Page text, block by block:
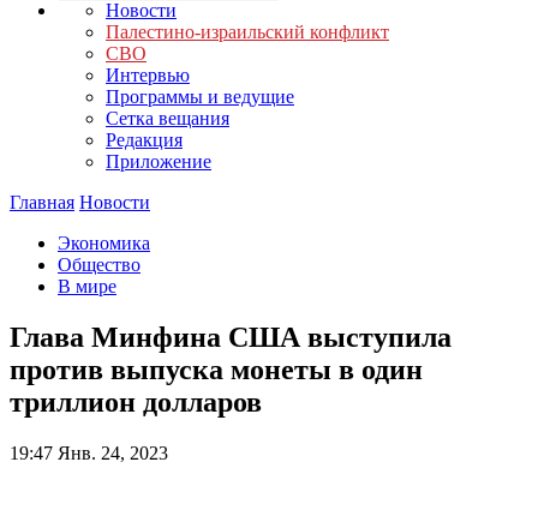
Новости
Палестино-израильский конфликт
СВО
Интервью
Программы и ведущие
Сетка вещания
Редакция
Приложение
Главная Новости
Экономика
Общество
В мире
Глава Минфина США выступила
против выпуска монеты в один
триллион долларов
19:47 Янв. 24, 2023